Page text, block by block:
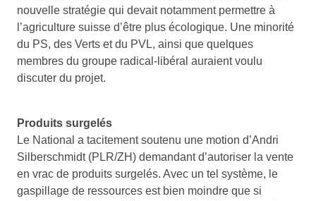
nouvelle stratégie qui devait notamment permettre à
l’agriculture suisse d’être plus écologique. Une minorité
du PS, des Verts et du PVL, ainsi que quelques
membres du groupe radical-libéral auraient voulu
discuter du projet.
Produits surgelés
Le National a tacitement soutenu une motion d’Andri
Silberschmidt (PLR/ZH) demandant d’autoriser la vente
en vrac de produits surgelés. Avec un tel système, le
gaspillage de ressources est bien moindre que si